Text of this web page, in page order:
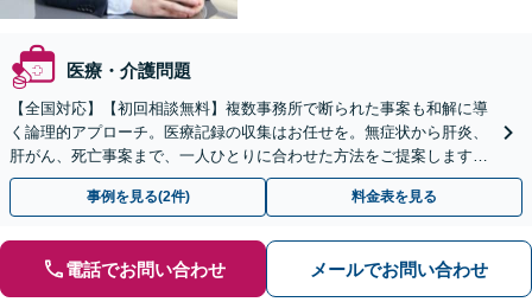
医療・介護問題
【全国対応】【初回相談無料】複数事務所で断られた事案も和解に導
く論理的アプローチ。医療記録の収集はお任せを。無症状から肝炎、
肝がん、死亡事案まで、一人ひとりに合わせた方法をご提案します。
手続きの負担を減らし、権利を守ります。
事例を見る(2件) 料金表を見る
電話でお問い合わせ メールでお問い合わせ